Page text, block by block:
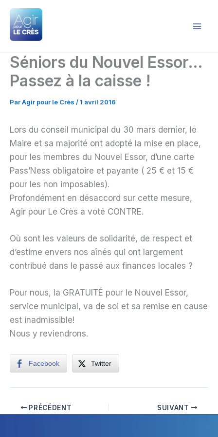
Aller
contenu
Séniors du Nouvel Essor…
Passez à la caisse !
ParAgir pour le Crès /1 avril 2016
Lors du conseil municipal du 30 mars dernier, le
Maire et sa majorité ont adopté la mise en place,
pour les membres du Nouvel Essor, d’une carte
Pass’Ness obligatoire et payante ( 25 € et 15 €
pour les non imposables).
Profondément en désaccord sur cette mesure,
Agir pour Le Crès a voté CONTRE.
Où sont les valeurs de solidarité, de respect et
d’estime envers nos aînés qui ont largement
contribué dans le passé aux finances locales ?
Pour nous, la GRATUITÉ pour le Nouvel Essor,
service municipal, va de soi et sa remise en cause
est inadmissible!
Nous y reviendrons.
Facebook Twitter
PRÉCÉDENT SUIVANT